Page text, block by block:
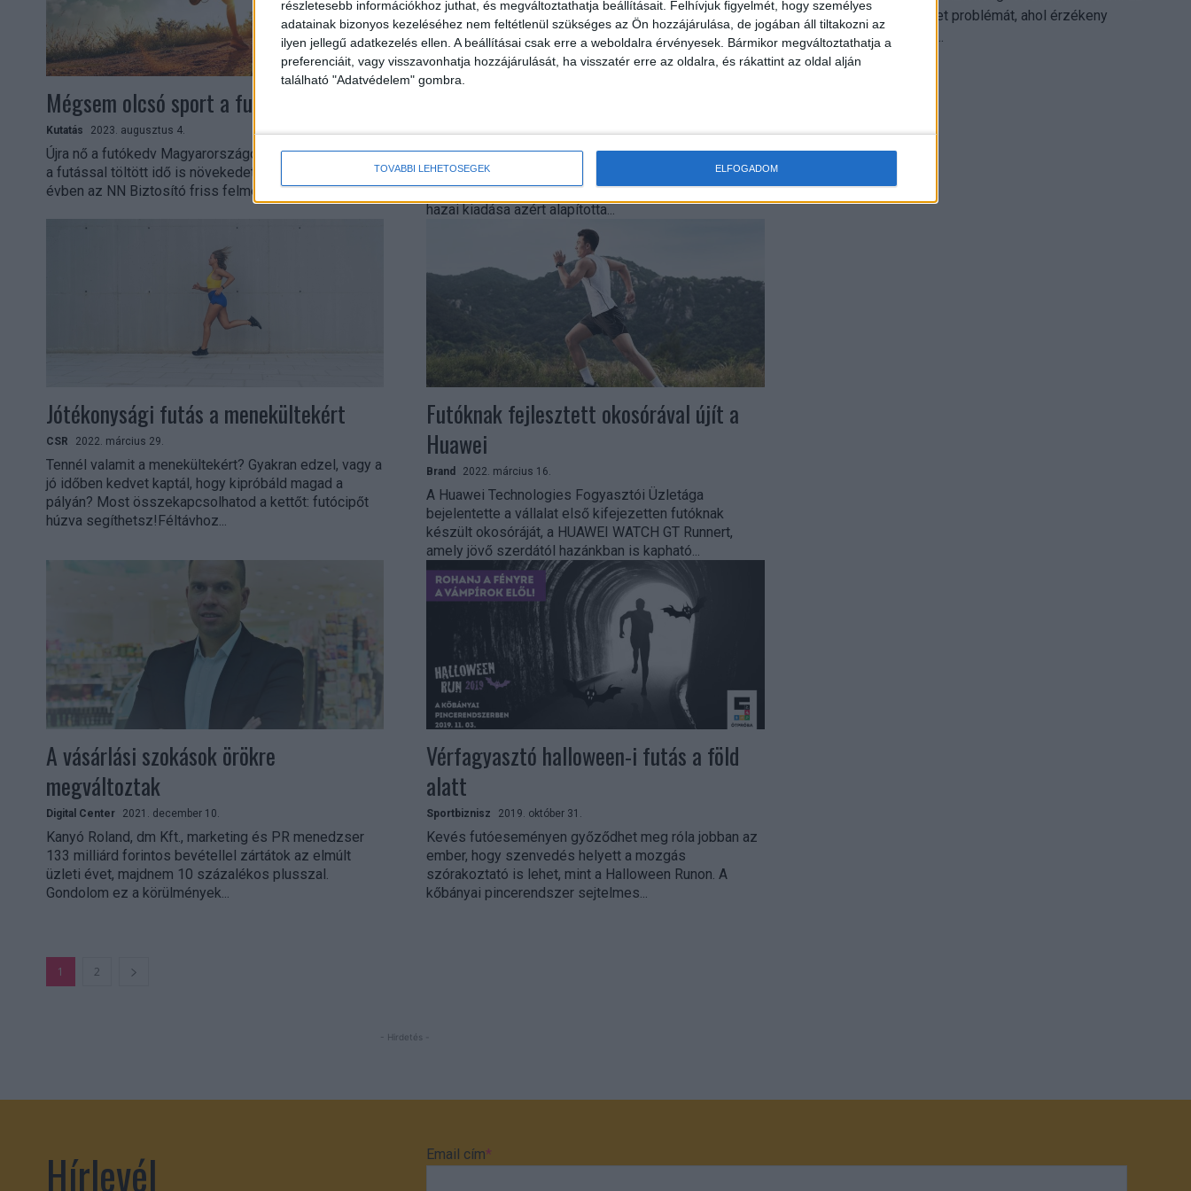
részletesebb információkhoz juthat, és megváltoztathatja beállításait. Felhívjuk figyelmét, hogy személyes
adatainak bizonyos kezeléséhez nem feltétlenül szükséges az Ön hozzájárulása, de jogában áll tiltakozni az
ilyen jellegű adatkezelés ellen. A beállításai csak erre a weboldalra érvényesek. Bármikor megváltoztathatja a
preferenciáit, vagy visszavonhatja hozzájárulását, ha visszatér erre az oldalra, és rákattint az oldal alján
található "Adatvédelem" gombra.
TOVÁBBI LEHETŐSÉGEK ELFOGADOM
Mégsem olcsó sport a futás
Kutatás 2023. augusztus 4.
Újra nő a futókedv Magyarországon, a futók száma és
a futással töltött idő is növekedett az elmúlt egy
évben az NN Biztosító friss felmérése...
Elindult a szavazás: a Runner’s World június elsején, a
futás világnapján hirdeti ki első díjkiosztójának
győzteseit. A világ legjelentősebb futómagazinjának
hazai kiadása azért alapította...
Jótékonysági futás a menekültekért
CSR 2022. március 29.
Tennél valamit a menekültekért? Gyakran edzel, vagy a
jó időben kedvet kaptál, hogy kipróbáld magad a
pályán? Most összekapcsolhatod a kettőt: futócipőt
húzva segíthetsz!Féltávhoz...
Futóknak fejlesztett okosórával újít a
Huawei
Brand 2022. március 16.
A Huawei Technologies Fogyasztói Üzletága
bejelentette a vállalat első kifejezetten futóknak
készült okosóráját, a HUAWEI WATCH GT Runnert,
amely jövő szerdától hazánkban is kapható...
A vásárlási szokások örökre
megváltoztak
Digital Center 2021. december 10.
Kanyó Roland, dm Kft., marketing és PR menedzser
133 milliárd forintos bevétellel zártátok az elmúlt
üzleti évet, majdnem 10 százalékos plusszal.
Gondolom ez a körülmények...
Vérfagyasztó halloween-i futás a föld
alatt
Sportbiznisz 2019. október 31.
Kevés futóeseményen győződhet meg róla jobban az
ember, hogy szenvedés helyett a mozgás
szórakoztató is lehet, mint a Halloween Runon. A
kőbányai pincerendszer sejtelmes...
1 2
- Hirdetés -
különösen ott jelenthet problémát, ahol érzékeny
üzleti információkkal...
Hírlevél Email cím*